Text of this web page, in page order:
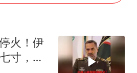
江最强风雨时段已锁定
老人被城管撞倒后离世亲属质疑记录仪
近平心系体育强国建设
火！伊
寸，特